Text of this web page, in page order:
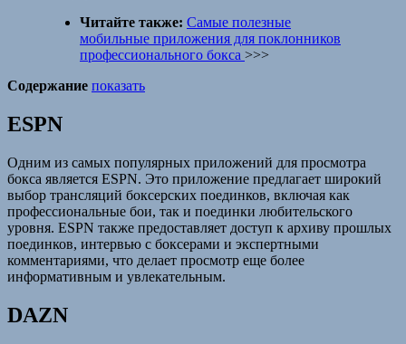
Читайте также: Самые полезные
мобильные приложения для поклонников
профессионального бокса >>>
Содержание показать
ESPN
Одним из самых популярных приложений для просмотра
бокса является ESPN. Это приложение предлагает широкий
выбор трансляций боксерских поединков, включая как
профессиональные бои, так и поединки любительского
уровня. ESPN также предоставляет доступ к архиву прошлых
поединков, интервью с боксерами и экспертными
комментариями, что делает просмотр еще более
информативным и увлекательным.
DAZN